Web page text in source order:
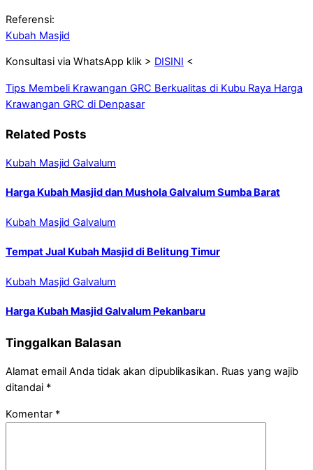
Referensi:
Kubah Masjid
Konsultasi via WhatsApp klik > DISINI <
Tips Membeli Krawangan GRC Berkualitas di Kubu Raya Harga
Krawangan GRC di Denpasar
Related Posts
Kubah Masjid Galvalum
Harga Kubah Masjid dan Mushola Galvalum Sumba Barat
Kubah Masjid Galvalum
Tempat Jual Kubah Masjid di Belitung Timur
Kubah Masjid Galvalum
Harga Kubah Masjid Galvalum Pekanbaru
Tinggalkan Balasan
Alamat email Anda tidak akan dipublikasikan. Ruas yang wajib
ditandai *
Komentar *